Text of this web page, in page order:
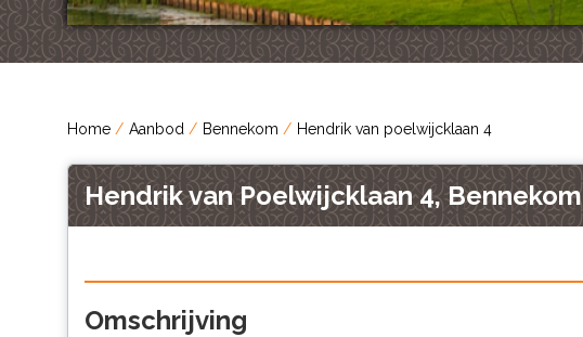
Home Aanbod Bennekom Hendrik van poelwijcklaan 4
Hendrik van Poelwijcklaan 4, Bennekom
Omschrijving